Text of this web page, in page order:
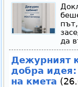
да
Дежурният
добра
на кмета